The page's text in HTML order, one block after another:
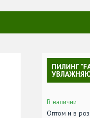
ПИЛИНГ
В наличии
Оптом и в